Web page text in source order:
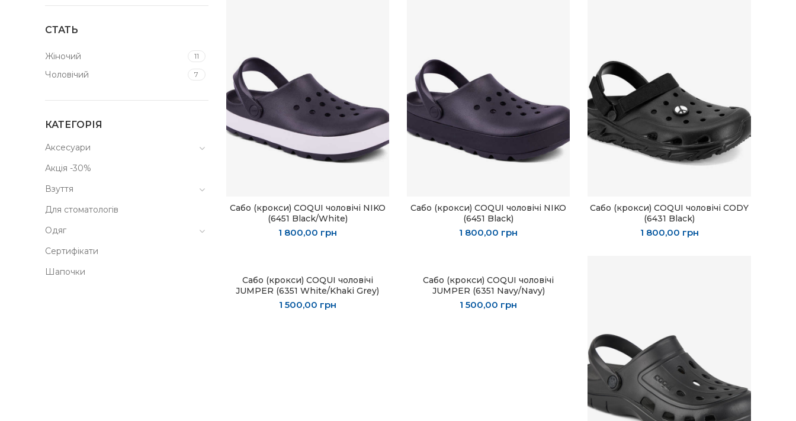
ОБЕРІТЬ ОПЦІЇ
Сабо (крокси) COQUI чоловічі NIKO
(6451 Black/White)
1 800,00 грн
ОБЕРІТЬ ОПЦІЇ
Сабо (крокси) COQUI чоловічі NIKO
(6451 Black)
1 800,00 грн
ОБЕРІТЬ ОПЦІЇ
Сабо (крокси) COQUI чоловічі CODY
(6431 Black)
1 800,00 грн
ОБЕРІТЬ ОПЦІЇ
Сабо (крокси) COQUI чоловічі
JUMPER (6351 White/Khaki Grey)
1 500,00 грн
ОБЕРІТЬ ОПЦІЇ
Сабо (крокси) COQUI чоловічі
JUMPER (6351 Navy/Navy)
1 500,00 грн
синій 1
Сірий
Чорний 5
СТАТЬ
Жіночий 11
Чоловічий 7
КАТЕГОРІЯ
Аксесуари
Акція -30%
Взуття
Для стоматологів
Одяг
Сертифікати
Шапочки